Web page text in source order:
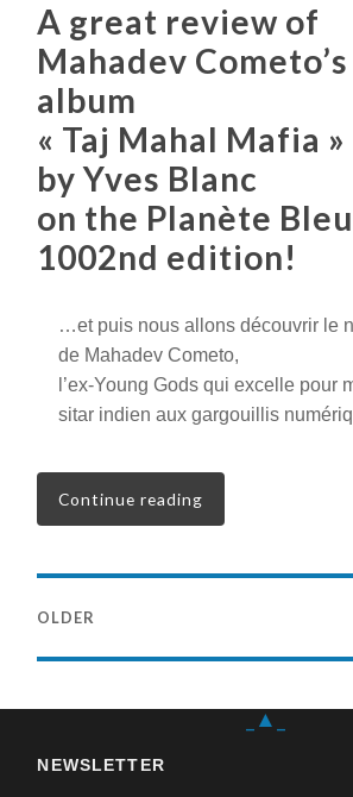
A great review of
Mahadev
album
« Taj Mahal Mafia »
by Yves Blanc
on the Planète
1002nd edition!
…et puis nous allons découvrir le
de Mahadev Cometo,
l’ex-Young Gods qui excelle pour
sitar indien aux gargouillis
Continue reading
OLDER
_▲_
NEWSLETTER